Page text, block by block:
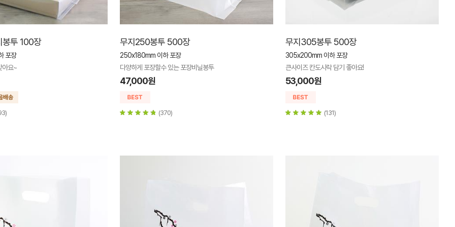
투 100장
포장
아요~
무지250봉투 500장
250x180mm 이하 포장
다양하게 포장할수 있는 포장비닐봉투
47,000원
(370)
무지305봉투 500장
305x200mm 이하 포장
큰사이즈 칸도시락 담기 좋아요!
53,000원
(131)